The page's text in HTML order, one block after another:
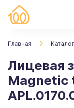
Главная Каталог
Лицевая
Magnetic